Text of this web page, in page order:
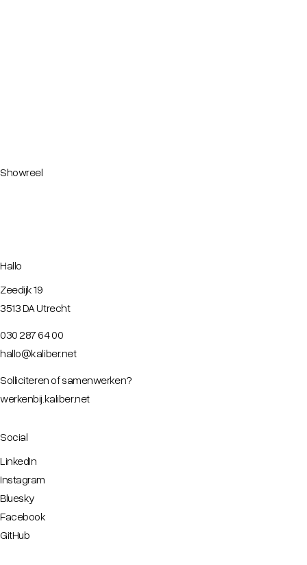
Showreel
Hallo
Zeedijk 19
3513 DA Utrecht
030 287 64 00
hallo@kaliber.net
Solliciteren of samenwerken?
werkenbij.kaliber.net
Social
LinkedIn
Instagram
Bluesky
Facebook
GitHub